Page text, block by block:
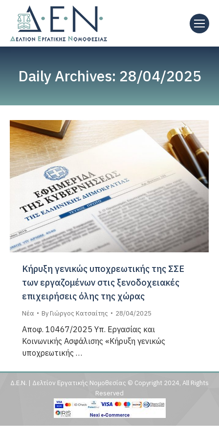
Daily Archives: 28/04/2025
Κήρυξη γενικώς υποχρεωτικής της ΣΣΕ
των εργαζομένων στις ξενοδοχειακές
επιχειρήσεις όλης της χώρας
Νέα By Γιώργος Κατσαίτης 28/04/2025
Αποφ. 10467/2025 Υπ. Εργασίας και
Κοινωνικής Ασφάλισης «Κήρυξη γενικώς
υποχρεωτικής …
Δ.Ε.Ν. | Δελτίον Εργατικής Νομοθεσίας © Copyright 2024, All Rights
Reserved